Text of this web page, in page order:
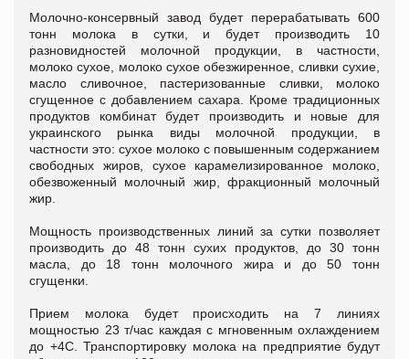
Молочно-консервный завод будет перерабатывать 600
тонн молока в сутки, и будет производить 10
разновидностей молочной продукции, в частности,
молоко сухое, молоко сухое обезжиренное, сливки сухие,
масло сливочное, пастеризованные сливки, молоко
сгущенное с добавлением сахара. Кроме традиционных
продуктов комбинат будет производить и новые для
украинского рынка виды молочной продукции, в
частности это: сухое молоко с повышенным содержанием
свободных жиров, сухое карамелизированное молоко,
обезвоженный молочный жир, фракционный молочный
жир.
Мощность производственных линий за сутки позволяет
производить до 48 тонн сухих продуктов, до 30 тонн
масла, до 18 тонн молочного жира и до 50 тонн
сгущенки.
Прием молока будет происходить на 7 линиях
мощностью 23 т/час каждая с мгновенным охлаждением
до +4С. Транспортировку молока на предприятие будут